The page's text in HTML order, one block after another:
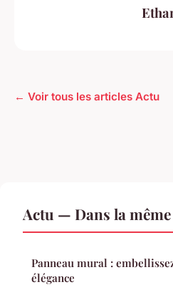
← Voir tous les articles Actu
Actu — Dans la
Panneau mural :
élégance